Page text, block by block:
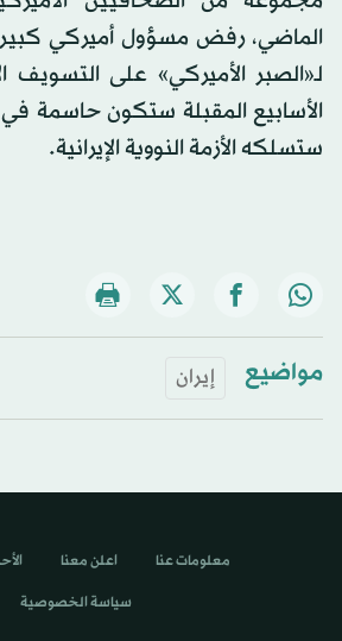
الماضي، رفض مسؤول أميركي
لـ«الصبر الأميركي» على التسويف
الأسابيع المقبلة ستكون حاسمة
ستسلكه الأزمة النووية الإيرانية.
مواضيع إيران
معلومات عنا اعلن معنا
سياسة الخصوصية